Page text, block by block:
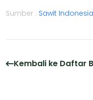
Sumber : Sawit Indonesia
Kembali ke Daftar